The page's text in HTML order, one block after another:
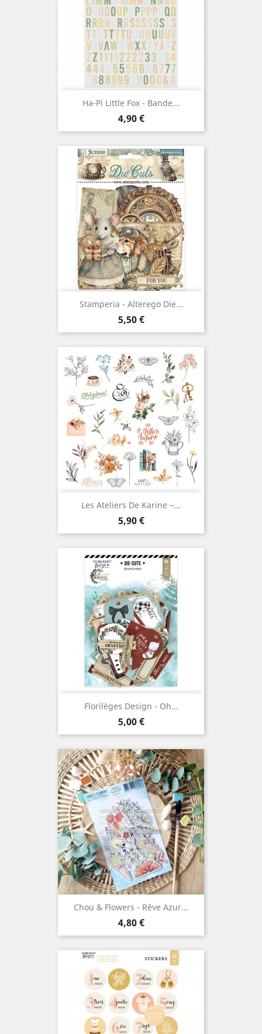
Ha-Pi Little Fox - Bande...
Prix
4,90 €
Stamperia - Alterego Die...
Prix
5,50 €
Les Ateliers De Karine –...
Prix
5,90 €
Florilèges Design - Oh...
Prix
5,00 €
Chou & Flowers - Rêve Azur...
Prix
4,80 €